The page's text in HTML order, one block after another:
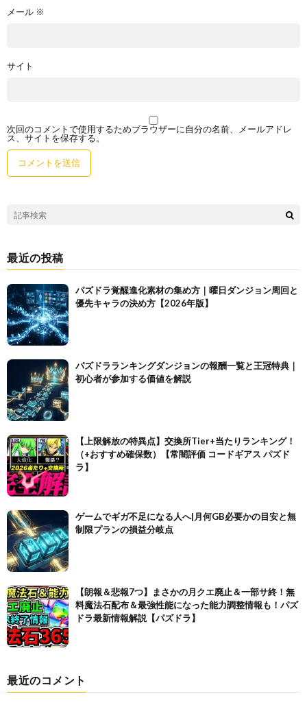
メール ※
サイト
次回のコメントで使用するためブラウザーに自分の名前、メールアドレ
ス、サイトを保存する。
最近の投稿
パズドラ覚醒進化素材の集め方｜曜日ダンジョン周回と
優先キャラの決め方【2026年版】
パズドラランキングダンジョンの報酬一覧と王冠特典｜
初心者が参加する価値を解説
【上限解放の特異点】交換所Tier+当たりランキング！
（+おすすめ確保数）【常闇評価 コードギアス パズド
ラ】
ゲームでギガ不足になる人へ|月何GB必要かの目安と無
制限プランの損益分岐点
【朗報＆悲報7つ】まさかの月クエ廃止＆一部サ終！無
料魔法石配布＆最強性能になった能力調整情報も！パズ
ドラ最新情報解説【パズドラ】
最近のコメント